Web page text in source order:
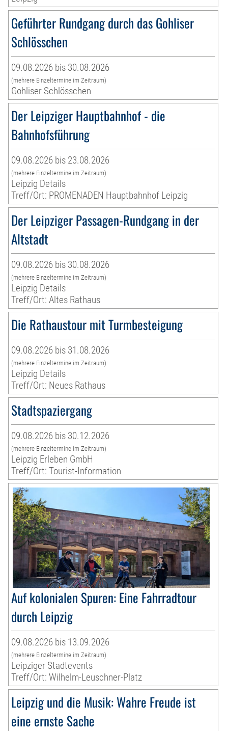
Geführter Rundgang durch das Gohliser
Schlösschen
09.08.2026 bis 30.08.2026
(mehrere Einzeltermine im Zeitraum)
Gohliser Schlösschen
Der Leipziger Hauptbahnhof - die
Bahnhofsführung
09.08.2026 bis 23.08.2026
(mehrere Einzeltermine im Zeitraum)
Leipzig Details
Treff/Ort: PROMENADEN Hauptbahnhof Leipzig
Der Leipziger Passagen-Rundgang in der
Altstadt
09.08.2026 bis 30.08.2026
(mehrere Einzeltermine im Zeitraum)
Leipzig Details
Treff/Ort: Altes Rathaus
Die Rathaustour mit Turmbesteigung
09.08.2026 bis 31.08.2026
(mehrere Einzeltermine im Zeitraum)
Leipzig Details
Treff/Ort: Neues Rathaus
Stadtspaziergang
09.08.2026 bis 30.12.2026
(mehrere Einzeltermine im Zeitraum)
Leipzig Erleben GmbH
Treff/Ort: Tourist-Information
Auf kolonialen Spuren: Eine Fahrradtour
durch Leipzig
09.08.2026 bis 13.09.2026
(mehrere Einzeltermine im Zeitraum)
Leipziger Stadtevents
Treff/Ort: Wilhelm-Leuschner-Platz
Leipzig und die Musik: Wahre Freude ist
eine ernste Sache